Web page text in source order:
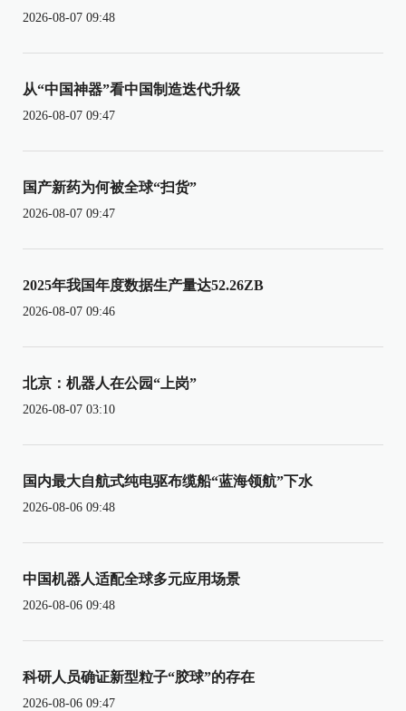
2026-08-07 09:48
从“中国神器”看中国制造迭代升级
2026-08-07 09:47
国产新药为何被全球“扫货”
2026-08-07 09:47
2025年我国年度数据生产量达52.26ZB
2026-08-07 09:46
北京：机器人在公园“上岗”
2026-08-07 03:10
国内最大自航式纯电驱布缆船“蓝海领航”下水
2026-08-06 09:48
中国机器人适配全球多元应用场景
2026-08-06 09:48
科研人员确证新型粒子“胶球”的存在
2026-08-06 09:47